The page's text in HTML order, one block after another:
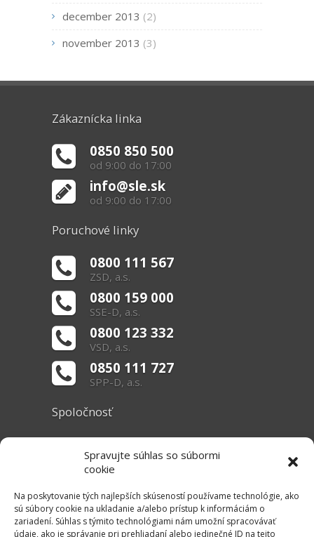
Spravujte súhlas so súbormi
cookie
Na poskytovanie tých najlepších skúseností používame technológie, ako
sú súbory cookie na ukladanie a/alebo prístup k informáciám o
zariadení. Súhlas s týmito technológiami nám umožní spracovávať
údaje, ako je správanie pri prehliadaní alebo jedinečné ID na tejto
december 2013 (2)
november 2013 (3)
Zákaznícka linka
0850 850 500
od 9:00 do 17:00
info@sle.sk
od 9:00 do 17:00
Poruchové linky
0800 111 567
ZSD, a.s.
0800 159 000
SSE-D, a.s.
0800 123 332
VSD, a.s.
0850 111 727
SPP-D, a.s.
Spoločnosť
O nás
Základné informácie
Užitočné linky